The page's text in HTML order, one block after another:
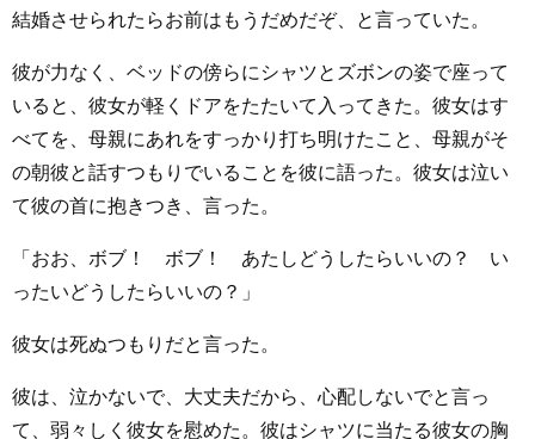
結婚させられたらお前はもうだめだぞ、と言っていた。
彼が力なく、ベッドの傍らにシャツとズボンの姿で座って
いると、彼女が軽くドアをたたいて入ってきた。彼女はす
べてを、母親にあれをすっかり打ち明けたこと、母親がそ
の朝彼と話すつもりでいることを彼に語った。彼女は泣い
て彼の首に抱きつき、言った。
「おお、ボブ！ ボブ！ あたしどうしたらいいの？ い
ったいどうしたらいいの？」
彼女は死ぬつもりだと言った。
彼は、泣かないで、大丈夫だから、心配しないでと言っ
て、弱々しく彼女を慰めた。彼はシャツに当たる彼女の胸